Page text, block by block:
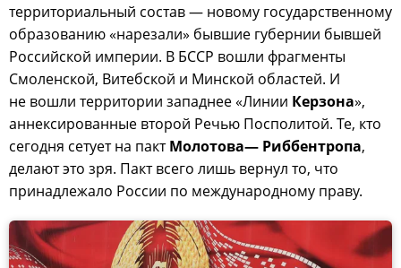
территориальный состав — новому государственному
образованию «нарезали» бывшие губернии бывшей
Российской империи. В БССР вошли фрагменты
Смоленской, Витебской и Минской областей. И
не вошли территории западнее «Линии Керзона»,
аннексированные второй Речью Посполитой. Те, кто
сегодня сетует на пактМолотова— Риббентропа,
делают это зря. Пакт всего лишь вернул то, что
принадлежало России по международному праву.